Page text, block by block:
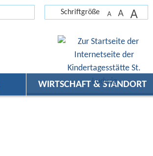
Schriftgröße A A A
WIRTSCHAFT & STANDORT